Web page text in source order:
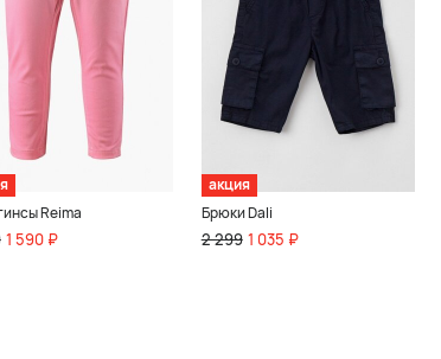
Reima
1 590 ₽
акция
Брюки Dali
2 299 1 035 ₽